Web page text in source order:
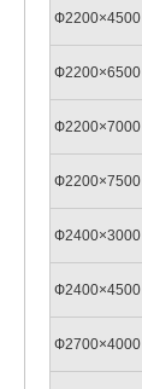
Ф2200×4500
Ф2200×6500
Ф2200×7000
Ф2200×7500
Ф2400×3000
Ф2400×4500
Ф2700×4000